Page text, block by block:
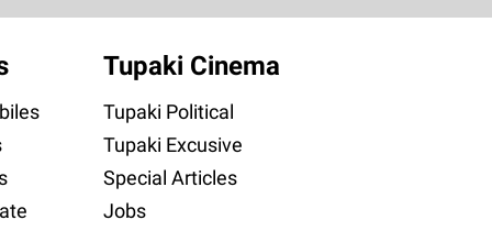
Tupaki Cinema
Tupaki Political
Tupaki Excusive
Special Articles
Jobs